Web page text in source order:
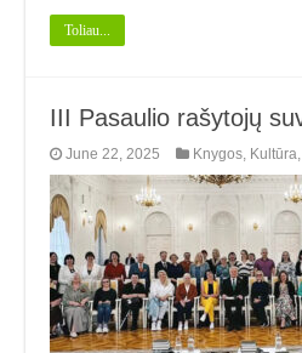
Toliau...
III Pasaulio rašytojų
June 22, 2025 Knygos, Kultūra